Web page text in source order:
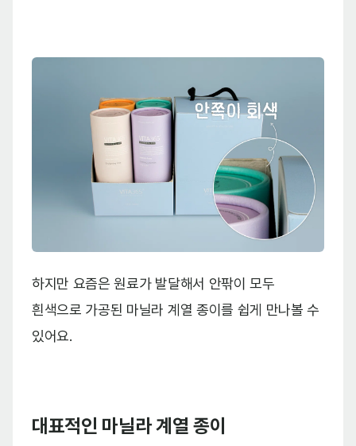
하지만 요즘은 원료가 발달해서 안팎이 모두
흰색으로 가공된 마닐라 계열 종이를 쉽게 만나볼 수
있어요.
대표적인 마닐라 계열 종이